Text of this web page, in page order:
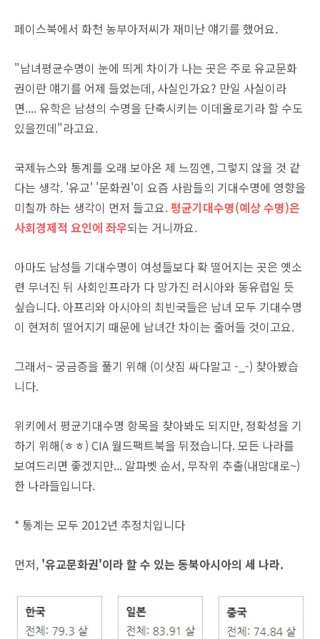
페이스북에서 화천 농부아저씨가 재미난 얘기를 했어요.
"남녀평균수명이 눈에 띄게 차이가 나는 곳은 주로 유교문화
권이란 얘기를 어제 들었는데, 사실인가요? 만일 사실이라
면.... 유학은 남성의 수명을 단축시키는 이데올로기라 할 수도
있을낀데"라고요.
국제뉴스와 통계를 오래 보아온 제 느낌엔, 그렇지 않을 것 같
다는 생각. '유교' '문화권'이 요즘 사람들의 기대수명에 영향을
미칠까 하는 생각이 먼저 들고요.평균기대수명(예상 수명)은
사회경제적 요인에 좌우되는 거니까요.
아마도 남성들 기대수명이 여성들보다 확 떨어지는 곳은 옛소
련 무너진 뒤 사회인프라가 다 망가진 러시아와 동유럽일 듯
싶습니다. 아프리와 아시아의 최빈국들은 남녀 모두 기대수명
이 현저히 떨어지기 때문에 남녀간 차이는 줄어들 것이고요.
그래서~ 궁금증을 풀기 위해 (이삿짐 싸다말고 -_-) 찾아봤습
니다.
위키에서 평균기대수명 항목을 찾아봐도 되지만, 정확성을 기
하기 위해(ㅎㅎ) CIA 월드팩트북을 뒤졌습니다.모든 나라를
보여드리면 좋겠지만... 알파벳 순서, 무작위 추출(내맘대로~)
한 나라들입니다.
* 통계는 모두 2012년 추정치입니다
먼저, '유교문화권'이라 할 수 있는 동북아시아의 세 나라.